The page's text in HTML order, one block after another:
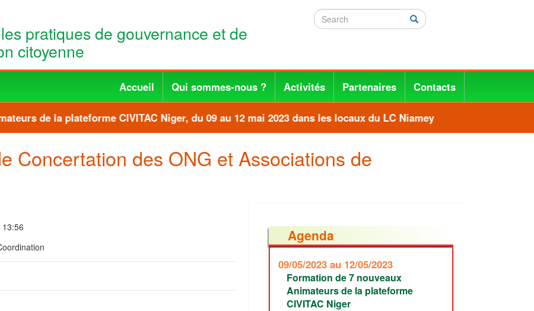
pratiques de gouvernance et de
citoyenne
Search Search
Accueil Qui sommes-nous ? Activités Partenaires Contacts
de la plateforme CIVITAC Niger, du 09 au 12 mai 2023 dans les locaux du LC Niamey
Concertation des ONG et Associations de
Agenda
09/05/2023 au 12/05/2023
Formation de 7 nouveaux
Animateurs de la plateforme
CIVITAC Niger